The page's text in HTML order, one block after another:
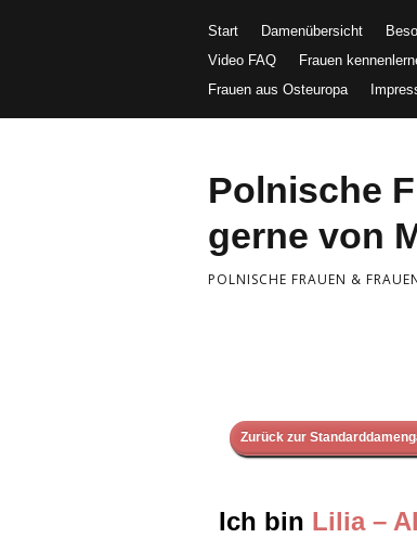
Start Damenübersicht
Video FAQ
Frauen
Frauen aus Osteuropa
Polnische
gerne von
POLNISCHE FRAUEN &
Zurück zur
Ich bin Lilia –